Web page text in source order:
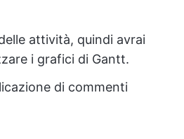
attività, quindi avrai
i grafici di Gantt.
di commenti